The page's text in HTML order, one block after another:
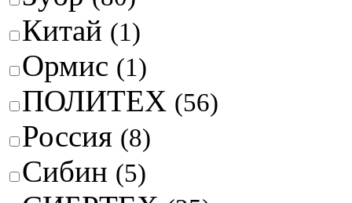
Китай (1)
Ормис (1)
ПОЛИТЕХ (56)
Россия (8)
Сибин (5)